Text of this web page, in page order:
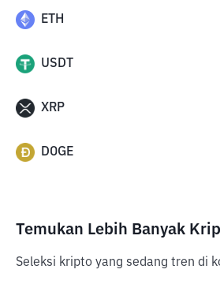
ETH
USDT
XRP
DOGE
Temukan Lebih Banyak
Seleksi kripto yang sedang tren di